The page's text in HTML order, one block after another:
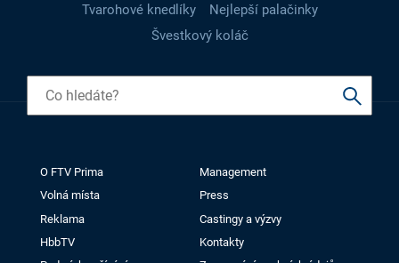
Tvarohové knedlíky
Nejlepší palačinky
Švestkový koláč
O FTV Prima
Management
Volná místa
Press
Reklama
Castingy a výzvy
HbbTV
Kontakty